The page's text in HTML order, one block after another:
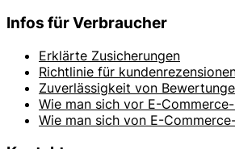
Infos für Verbraucher
Erklärte Zusicherungen
Richtlinie für
Zuverlässigkeit von
Wie man sich vor E-
Wie man sich von E-